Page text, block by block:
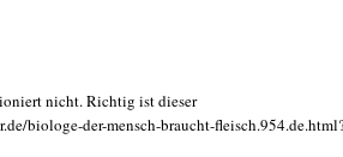
nicht. Richtig ist dieser
biologe-der-mensch-braucht-